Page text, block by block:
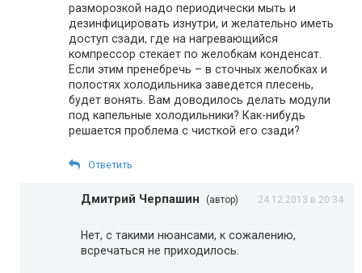
разморозкой надо периодически мыть и
дезинфицировать изнутри, и желательно иметь
доступ сзади, где на нагревающийся
компрессор стекает по желобкам конденсат.
Если этим пренебречь – в сточных желобках и
полостях холодильника заведется плесень,
будет вонять. Вам доводилось делать модули
под капельные холодильники? Как-нибудь
решается проблема с чисткой его сзади?
Ответить
Дмитрий Черпашин (автор) 24.12.2013 в 20:34
Нет, с такими нюансами, к сожалению,
всречаться не приходилось.